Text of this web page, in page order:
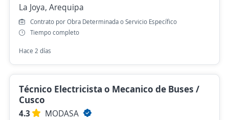
La Joya, Arequipa
Contrato por Obra Determinada o Servicio Específico
Tiempo completo
Hace 2 días
Técnico Electricista o Mecanico de Buses /
Cusco
4.3
MODASA